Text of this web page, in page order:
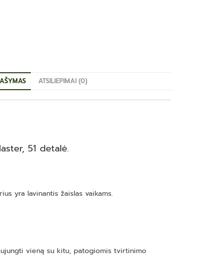
ATSILIEPIMAI (0)
51 detalė.
yra lavinantis žaislas vaikams.
vieną su kitu, patogiomis tvirtinimo